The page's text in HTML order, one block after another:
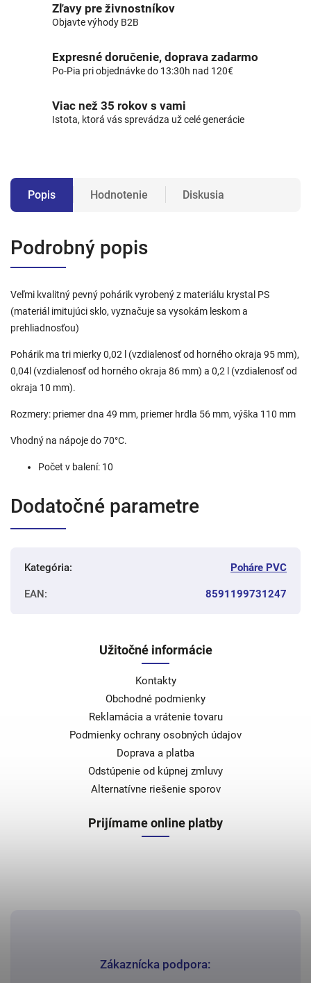
Zľavy pre živnostníkov
Objavte výhody B2B
Expresné doručenie, doprava zadarmo
Po-Pia pri objednávke do 13:30h nad 120€
Viac než 35 rokov s vami
Istota, ktorá vás sprevádza už celé generácie
Popis Hodnotenie Diskusia
Podrobný popis
Veľmi kvalitný pevný pohárik vyrobený z materiálu krystal PS
(materiál imitujúci sklo, vyznačuje sa vysokám leskom a
prehliadnosťou)
Pohárik ma tri mierky 0,02 l (vzdialenosť od horného okraja 95 mm),
0,04l (vzdialenosť od horného okraja 86 mm) a 0,2 l (vzdialenosť od
okraja 10 mm).
Rozmery: priemer dna 49 mm, priemer hrdla 56 mm, výška 110 mm
Vhodný na nápoje do 70°C.
Počet v balení: 10
Dodatočné parametre
Kategória: Poháre PVC
EAN: 8591199731247
Zákaznícka podpora:
Užitočné informácie
Kontakty
Obchodné podmienky
Reklamácia a vrátenie tovaru
Podmienky ochrany osobných údajov
Doprava a platba
Odstúpenie od kúpnej zmluvy
Alternatívne riešenie sporov
Prijímame online platby